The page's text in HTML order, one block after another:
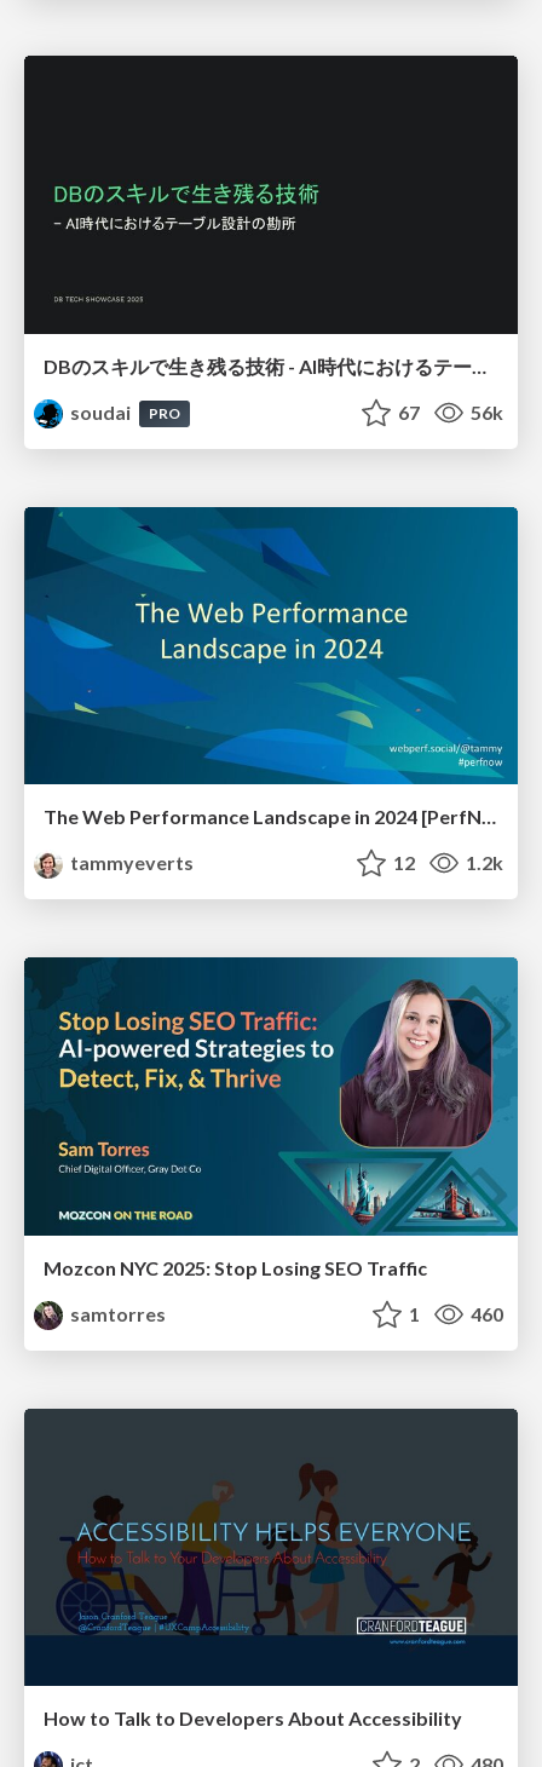
DBのスキルで生き残る技術 - AI時代におけるテーブル設計の勘所
soudai
PRO 67 56k
The Web Performance Landscape in 2024 [PerfNow 2024]
tammyeverts
12 1.2k
Mozcon NYC 2025: Stop Losing SEO Traffic
samtorres
1 460
How to Talk to Developers About Accessibility